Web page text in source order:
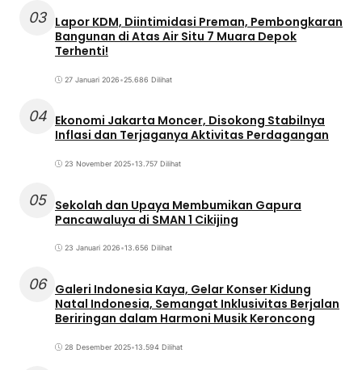
03 Lapor KDM, Diintimidasi Preman, Pembongkaran
Bangunan di Atas Air Situ 7 Muara Depok
Terhenti!
27 Januari 2026•25.686 Dilihat
04 Ekonomi Jakarta Moncer, Disokong Stabilnya
Inflasi dan Terjaganya Aktivitas Perdagangan
23 November 2025•13.757 Dilihat
05 Sekolah dan Upaya Membumikan Gapura
Pancawaluya di SMAN 1 Cikijing
23 Januari 2026•13.656 Dilihat
06 Galeri Indonesia Kaya, Gelar Konser Kidung
Natal Indonesia, Semangat Inklusivitas Berjalan
Beriringan dalam Harmoni Musik Keroncong
28 Desember 2025•13.594 Dilihat